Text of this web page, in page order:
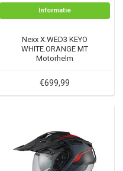
Informatie
Nexx X.WED3 KEYO
WHITE.ORANGE MT
Motorhelm
€699,99